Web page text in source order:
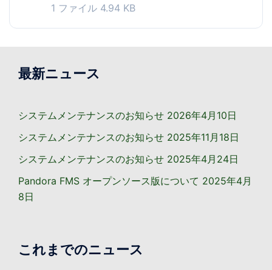
1 ファイル 4.94 KB
最新ニュース
システムメンテナンスのお知らせ 2026年4月10日
システムメンテナンスのお知らせ 2025年11月18日
システムメンテナンスのお知らせ 2025年4月24日
Pandora FMS オープンソース版について 2025年4月
8日
これまでのニュース